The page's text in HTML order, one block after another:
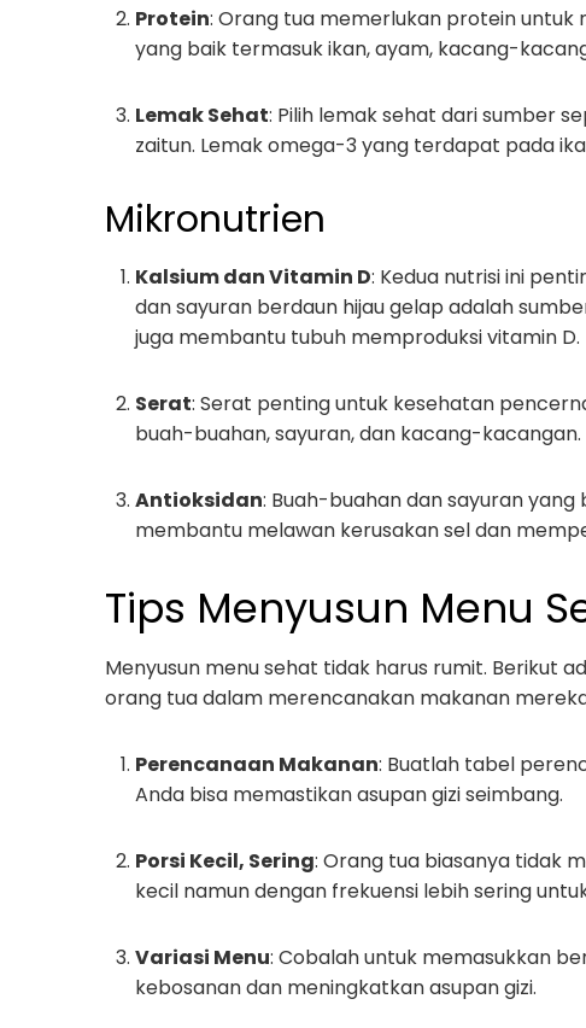
Protein: Orang tua memerlukan protein
yang baik termasuk ikan, ayam, kacang-
Lemak Sehat: Pilih lemak sehat dari sumber
zaitun. Lemak omega-3 yang terdapat pada
Mikronutrien
Kalsium dan Vitamin D: Kedua nutrisi ini
dan sayuran berdaun hijau gelap adalah
juga membantu tubuh memproduksi vitamin D.
Serat: Serat penting untuk kesehatan
buah-buahan, sayuran, dan kacang-kacangan.
Antioksidan: Buah-buahan dan sayuran
membantu melawan kerusakan sel dan
Tips Menyusun Menu
Menyusun menu sehat tidak harus rumit. Berikut
orang tua dalam merencanakan makanan
Perencanaan Makanan: Buatlah tabel
Anda bisa memastikan asupan gizi seimbang.
Porsi Kecil, Sering: Orang tua biasanya tidak
kecil namun dengan frekuensi lebih sering
Variasi Menu: Cobalah untuk memasukkan
kebosanan dan meningkatkan asupan gizi.